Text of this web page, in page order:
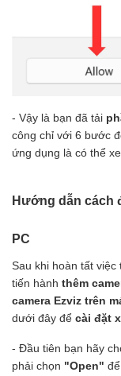
- Vậy là bạn đã tải
công chỉ với 6 bước
ứng dụng là có thể
Hướng dẫn cách
PC
Sau khi hoàn tất việc
tiến hành thêm
camera Ezviz trên
dưới đây để cài đặt
- Đầu tiên bạn hãy
phải chọn "Open"